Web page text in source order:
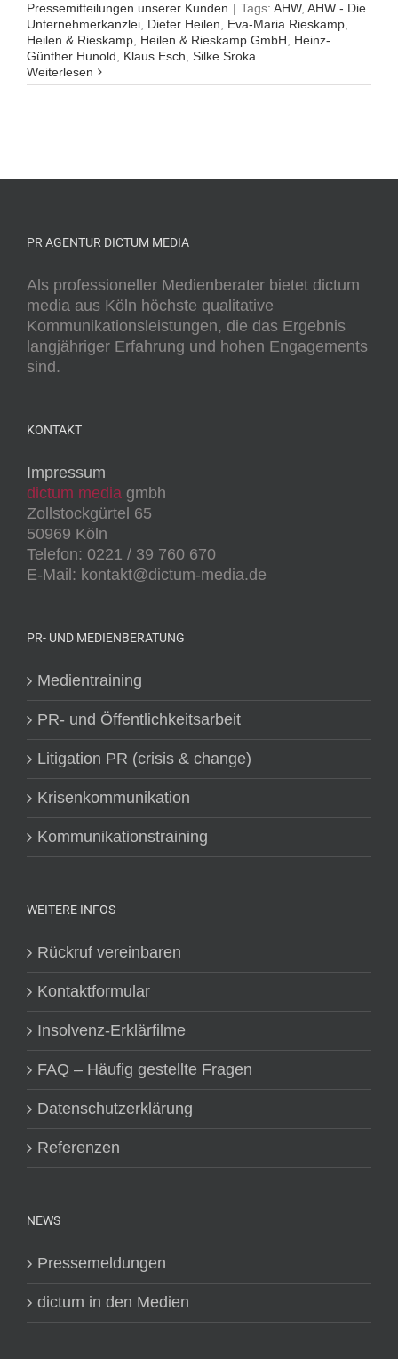
Pressemitteilungen unserer Kunden | Tags: AHW, AHW - Die
Unternehmerkanzlei Dieter Heilen Eva-Maria Rieskamp
Heilen & Rieskamp Heilen & Rieskamp GmbH
Heinz-
Günther Hunold
Klaus Esch Silke Sroka
Weiterlesen
PR AGENTUR DICTUM MEDIA
Als professioneller Medienberater bietet dictum
media aus Köln höchste qualitative
Kommunikationsleistungen, die das Ergebnis
langjähriger Erfahrung und hohen Engagements
sind.
KONTAKT
Impressum
dictum media gmbh
Zollstockgürtel 65
50969 Köln
Telefon: 0221 / 39 760 670
E-Mail: kontakt@dictum-media.de
PR- UND MEDIENBERATUNG
Medientraining
PR- und Öffentlichkeitsarbeit
Litigation PR (crisis & change)
Krisenkommunikation
Kommunikationstraining
WEITERE INFOS
Rückruf vereinbaren
Kontaktformular
Insolvenz-Erklärfilme
FAQ – Häufig gestellte Fragen
Datenschutzerklärung
Referenzen
NEWS
Pressemeldungen
dictum in den Medien